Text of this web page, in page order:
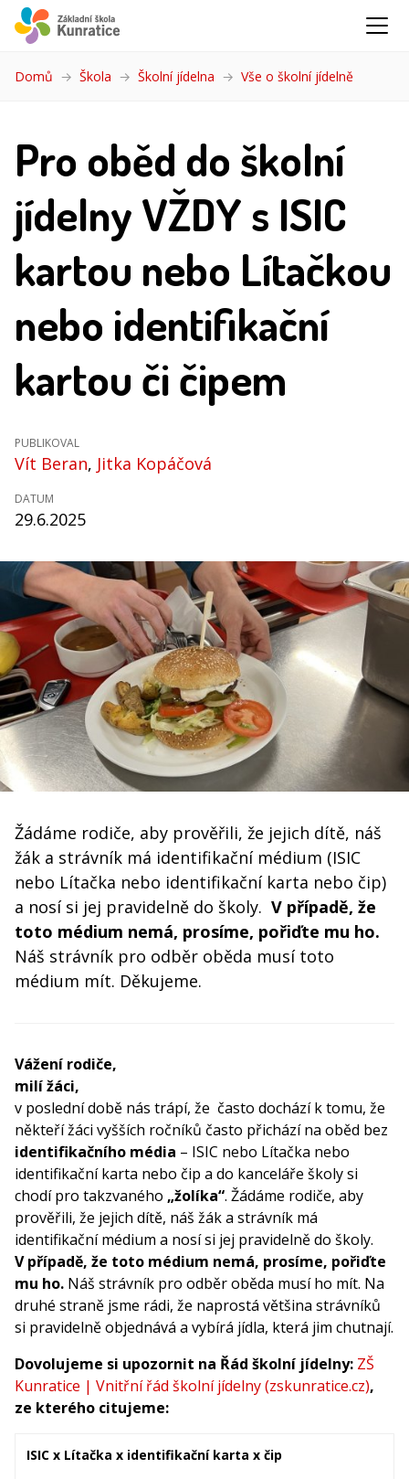
Domů Škola Školní jídelna Vše o školní jídelně
Pro oběd do školní
jídelny VŽDY s ISIC
kartou nebo Lítačkou
nebo identifikační
kartou či čipem
PUBLIKOVAL
Vít Beran, Jitka Kopáčová
DATUM
29.6.2025
Žádáme rodiče, aby prověřili, že jejich dítě, náš
žák a strávník má identifikační médium (ISIC
nebo Lítačka nebo identifikační karta nebo čip)
a nosí si jej pravidelně do školy. V případě, že
toto médium nemá, prosíme, pořiďte mu ho.
Náš strávník pro odběr oběda musí toto
médium mít. Děkujeme.
Vážení rodiče,
milí žáci,
v poslední době nás trápí, že často dochází k tomu, že
někteří žáci vyšších ročníků často přichází na oběd bez
identifikačního média – ISIC nebo Lítačka nebo
identifikační karta nebo čip a do kanceláře školy si
chodí pro takzvaného „žolíka“. Žádáme rodiče, aby
prověřili, že jejich dítě, náš žák a strávník má
identifikační médium a nosí si jej pravidelně do školy.
V případě, že toto médium nemá, prosíme, pořiďte
mu ho. Náš strávník pro odběr oběda musí ho mít. Na
druhé straně jsme rádi, že naprostá většina strávníků
si pravidelně objednává a vybírá jídla, která jim chutnají.
Dovolujeme si upozornit na Řád školní jídelny: ZŠ
Kunratice | Vnitřní řád školní jídelny (zskunratice.cz),
ze kterého citujeme:
ISIC x Lítačka x identifikační karta x čip